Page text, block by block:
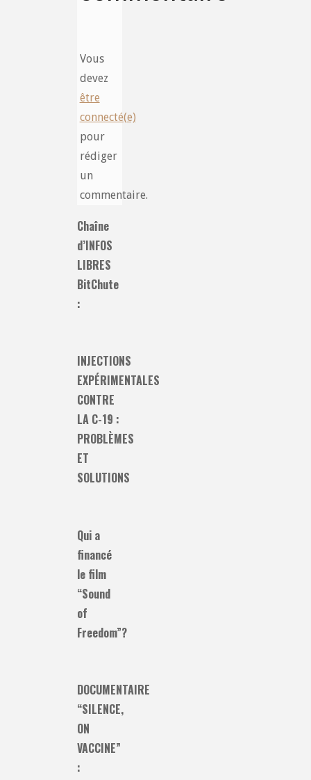
Vous
devez
être
connecté(e)
pour
rédiger
un
commentaire.
Chaîne
d’INFOS
LIBRES
BitChute
:
INJECTIONS
EXPÉRIMENTALES
CONTRE
LA C-19 :
PROBLÈMES
ET
SOLUTIONS
Qui a
financé
le film
“Sound
of
Freedom”?
DOCUMENTAIRE
“SILENCE,
ON
VACCINE”
: